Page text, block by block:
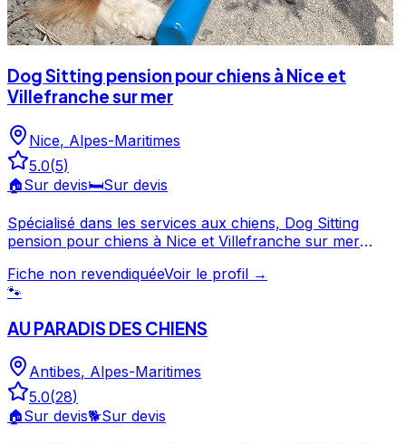
Dog Sitting pension pour chiens à Nice et
Villefranche sur mer
Nice, Alpes-Maritimes
5.0(5)
🏠Sur devis🛏️Sur devis
Spécialisé dans les services aux chiens, Dog Sitting
pension pour chiens à Nice et Villefranche sur mer
par ses clients, ce professionnel propose un service
attentionné pour votre compagnon. Découvrez ses
Dog Sitting pension pour chiens à Nice et Villefranche
Nice. Noté 5/5 ⭐⭐⭐⭐⭐ sur Google Maps avec 5 avis.
Fiche non revendiquéeVoir le profil →
🐾
AU PARADIS DES CHIENS
Antibes, Alpes-Maritimes
5.0(28)
🏠Sur devis🐕Sur devis